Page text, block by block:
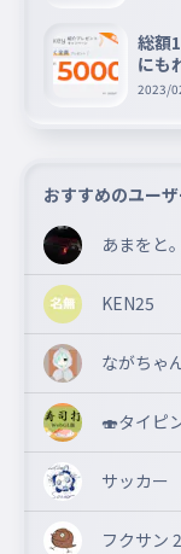
総額
にも
ゼン
2023/
おすすめのユー
あまをと。
KEN25
ながちゃ
🍣タイピ
サッカー
フクサン